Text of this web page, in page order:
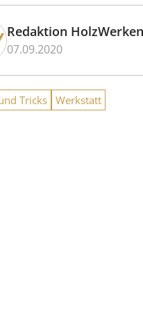
Redaktion HolzWerken
07.09.2020
Tricks Werkstatt